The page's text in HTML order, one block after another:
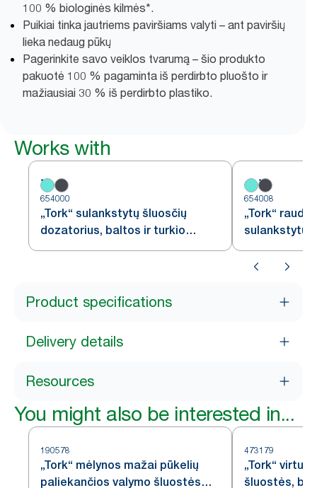
100 % biologinės kilmės*.
Puikiai tinka jautriems paviršiams valyti – ant paviršių
lieka nedaug pūkų
Pagerinkite savo veiklos tvarumą – šio produkto
pakuotė 100 % pagaminta iš perdirbto pluošto ir
mažiausiai 30 % iš perdirbto plastiko.
Works with
654000
„Tork“ sulankstytų šluosčių
dozatorius, baltos ir turkio
spalvų, W4
654008
„Tork“
sulankstytų
W4
Product specifications
Delivery details
Resources
You might also be interested in...
190578
„Tork“ mėlynos mažai pūkelių
paliekančios valymo šluostės
473179
„Tork“
šluostės,